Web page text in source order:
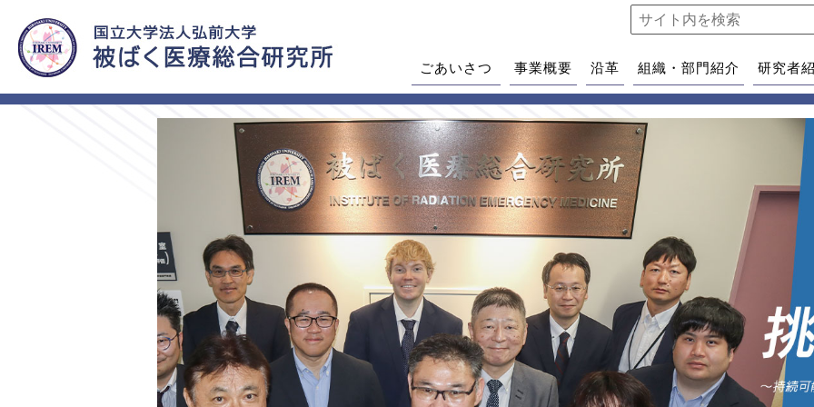
ごあいさつ 事業概要 沿革 組織・部門紹介 研究者